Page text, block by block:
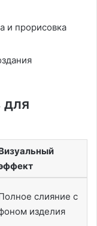
и прорисовка
для
слияние с
изделия